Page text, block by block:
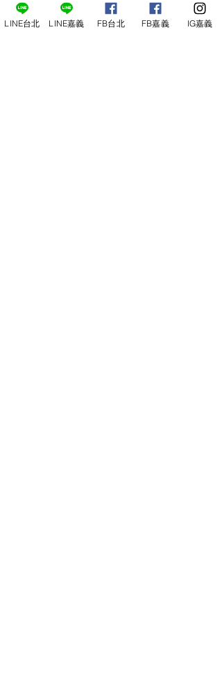
LINE台北 LINE嘉義 FB台北 FB嘉義 IG嘉義